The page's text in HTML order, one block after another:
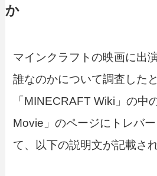
か
マインクラフトの映画に出
誰なのかについて調査した
「MINECRAFT Wiki」の中
Movie」のページにトレバ
て、以下の説明文が記載さ